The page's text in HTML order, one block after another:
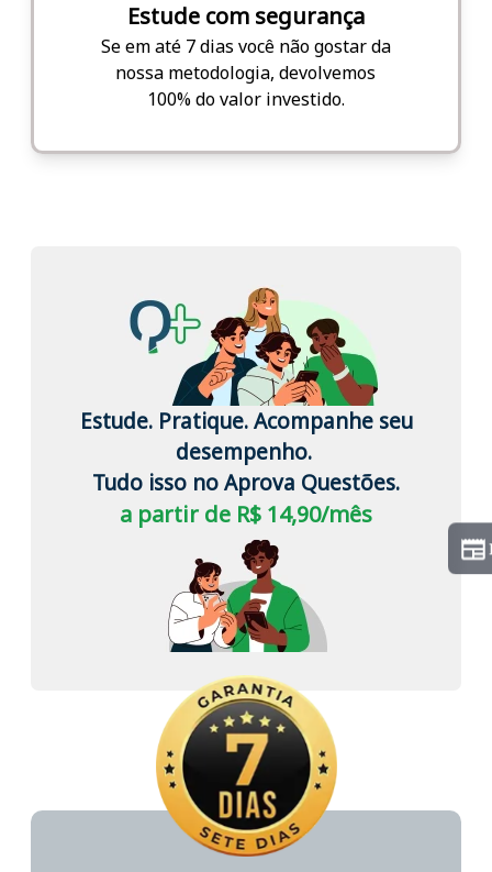
Estude com segurança
Se em até 7 dias você não gostar da
nossa metodologia, devolvemos
100% do valor investido.
Estude. Pratique. Acompanhe seu
desempenho.
Tudo isso no Aprova Questões.
a partir de R$ 14,90/mês